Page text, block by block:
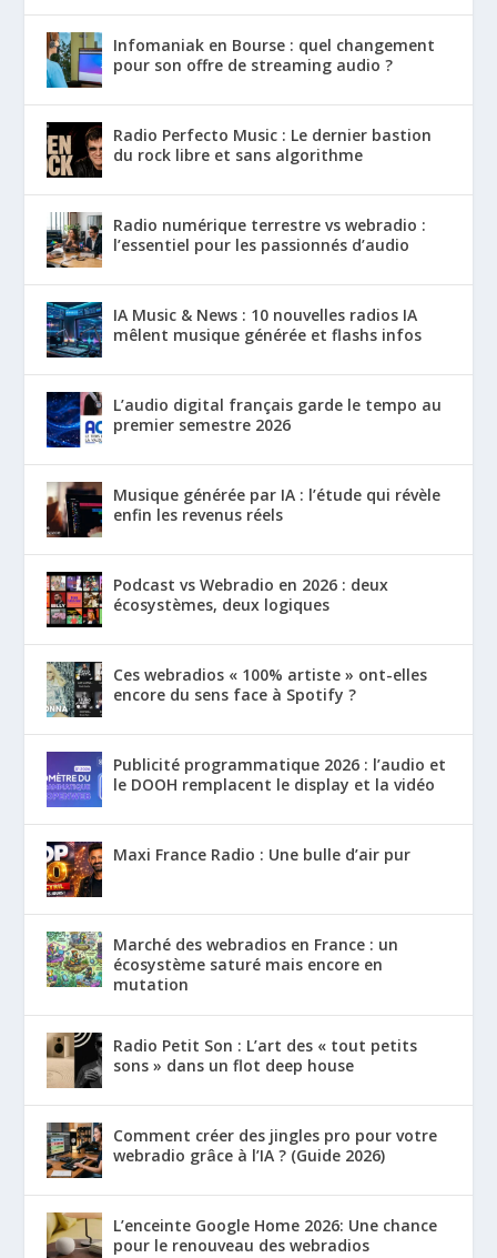
Infomaniak en Bourse : quel changement
pour son offre de streaming audio ?
Radio Perfecto Music : Le dernier bastion
du rock libre et sans algorithme
Radio numérique terrestre vs webradio :
l’essentiel pour les passionnés d’audio
IA Music & News : 10 nouvelles radios IA
mêlent musique générée et flashs infos
L’audio digital français garde le tempo au
premier semestre 2026
Musique générée par IA : l’étude qui révèle
enfin les revenus réels
Podcast vs Webradio en 2026 : deux
écosystèmes, deux logiques
Ces webradios « 100% artiste » ont-elles
encore du sens face à Spotify ?
Publicité programmatique 2026 : l’audio et
le DOOH remplacent le display et la vidéo
Maxi France Radio : Une bulle d’air pur
Marché des webradios en France : un
écosystème saturé mais encore en
mutation
Radio Petit Son : L’art des « tout petits
sons » dans un flot deep house
Comment créer des jingles pro pour votre
webradio grâce à l’IA ? (Guide 2026)
L’enceinte Google Home 2026: Une chance
pour le renouveau des webradios